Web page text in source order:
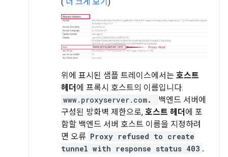
( 더 크게 보기 )
위에 표시된 샘플 트레이스에서는 호스트
헤더 에 프록시 호스트의 이름입니다.
www.proxyserver.com.
백엔드 서버에
구성된 방화벽 제한으로, 호스트 헤더 에 포
함할 백엔드 서버 호스트 이름을 지정하려
면 오류 Proxy refused to create
tunnel with response status 403 .